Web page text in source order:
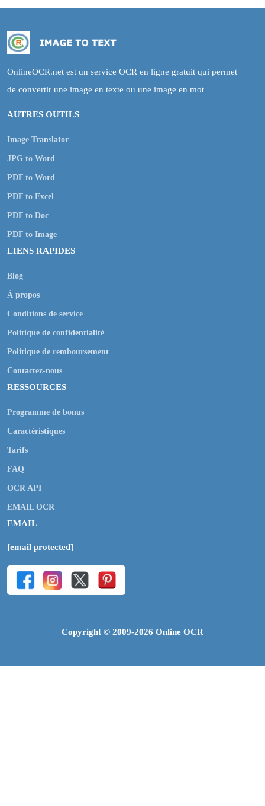
OnlineOCR.net est un service OCR en ligne gratuit qui permet
de convertir une image en texte ou une image en mot
AUTRES OUTILS
Image Translator
JPG to Word
PDF to Word
PDF to Excel
PDF to Doc
PDF to Image
LIENS RAPIDES
Blog
À propos
Conditions de service
Politique de confidentialité
Politique de remboursement
Contactez-nous
RESSOURCES
Programme de bonus
Caractéristiques
Tarifs
FAQ
OCR API
EMAIL OCR
EMAIL
[email protected]
Copyright © 2009-2026 Online OCR